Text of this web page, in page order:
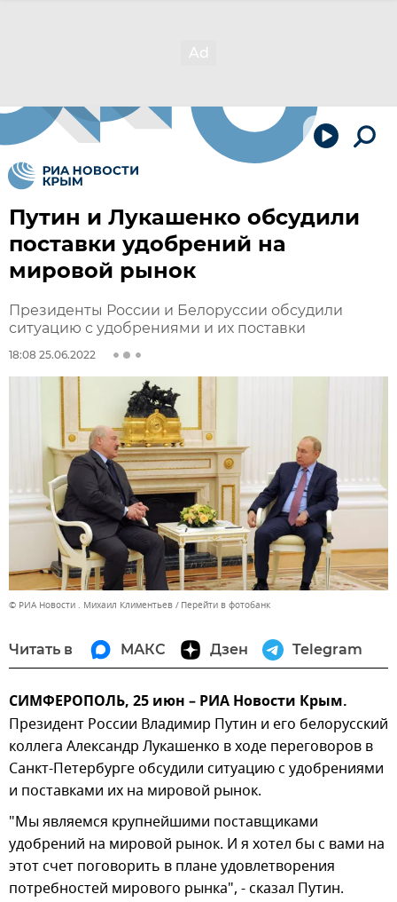
Путин и Лукашенко обсудили
поставки удобрений на
мировой рынок
Президенты России и Белоруссии обсудили
ситуацию с удобрениями и их поставки
18:08 25.06.2022
© РИА Новости . Михаил Климентьев Перейти в фотобанк
Читать в МАКС Дзен Telegram
СИМФЕРОПОЛЬ, 25 июн – РИА Новости Крым.
Президент России Владимир Путин и его белорусский
коллега Александр Лукашенко в ходе переговоров в
Санкт-Петербурге обсудили ситуацию с удобрениями
и поставками их на мировой рынок.
"Мы являемся крупнейшими поставщиками
удобрений на мировой рынок. И я хотел бы с вами на
этот счет поговорить в плане удовлетворения
потребностей мирового рынка", - сказал Путин.